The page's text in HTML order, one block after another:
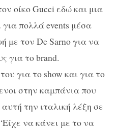
οίκο Gucci εδώ και μια
για πολλά events μέσα
με τον De Sarno για να
για το brand.
για το show και για το
στην καμπάνια που
την ιταλική λέξη σε
να κάνει με το να